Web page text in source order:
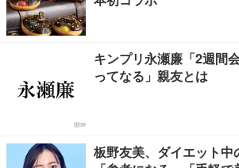
キンプリ永瀬廉「2週間
ってなる」親友とは
板野友美、ダイエット中